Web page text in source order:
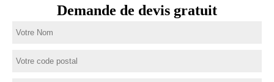
Demande de devis gratuit